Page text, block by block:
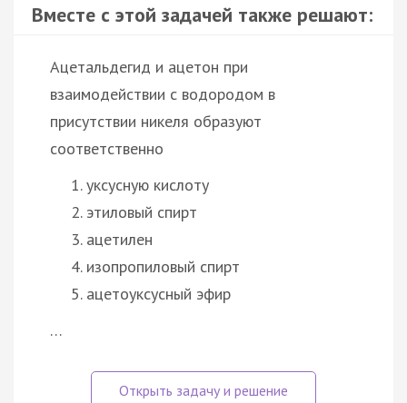
Вместе с этой задачей также решают:
Ацетальдегид и ацетон при
взаимодействии с водородом в
присутствии никеля образуют
соответственно
уксусную кислоту
этиловый спирт
ацетилен
изопропиловый спирт
ацетоуксусный эфир
…